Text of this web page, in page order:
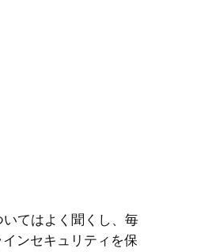
いてはよく聞くし、毎
インセキュリティを保